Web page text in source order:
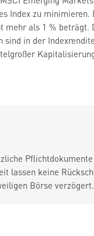
Index zu
als 1 %
in der
lassen keine
Börse